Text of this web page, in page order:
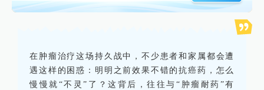
在肿瘤治疗这场持久战中，不少患者和家属都会遭
遇这样的困惑：明明之前效果不错的抗癌药，怎么
慢慢就“不灵”了？这背后，往往与“肿瘤耐药”有